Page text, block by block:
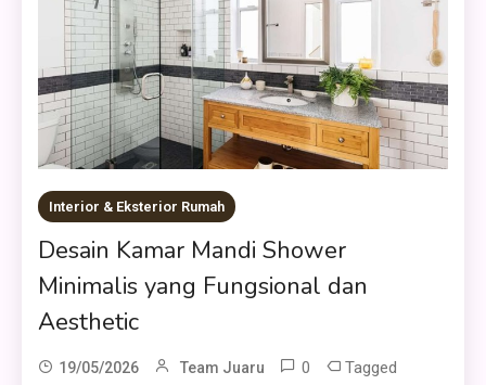
Interior & Eksterior Rumah
Desain Kamar Mandi Shower
Minimalis yang Fungsional dan
Aesthetic
19/05/2026 Team Juaru 0 Tagged